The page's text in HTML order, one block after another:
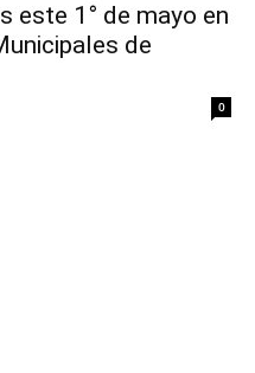
este 1° de mayo en
de
0